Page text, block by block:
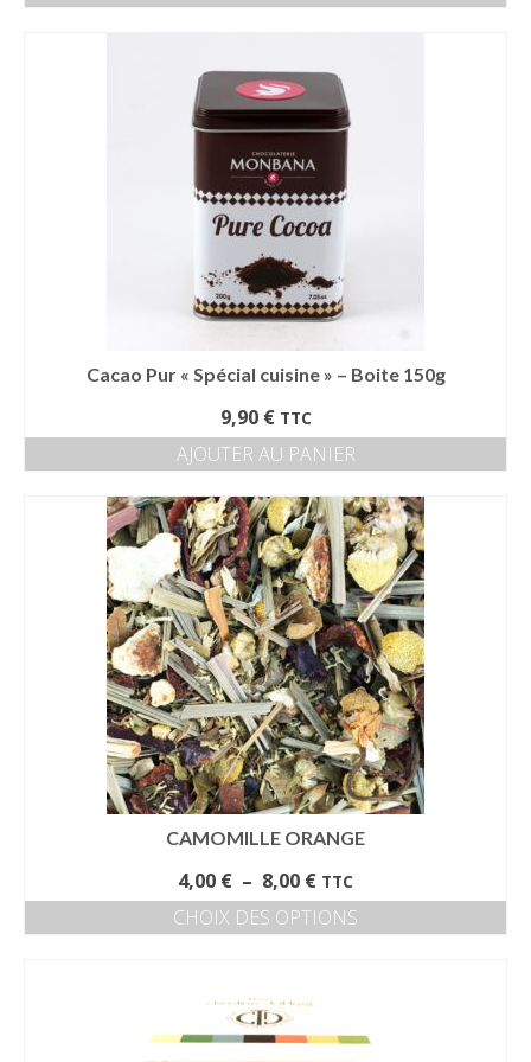
22,80 €
plusieurs
variations.
Les
options
peuvent
être
choisies
sur
page
du
produit
Cacao Pur « Spécial cuisine » – Boite 150g
9,90 € TTC
AJOUTER AU PANIER
CAMOMILLE ORANGE
4,00 € – 8,00 €Plage
de
prix :
TTC
CHOIX DES OPTIONS
plusieurs
variations.